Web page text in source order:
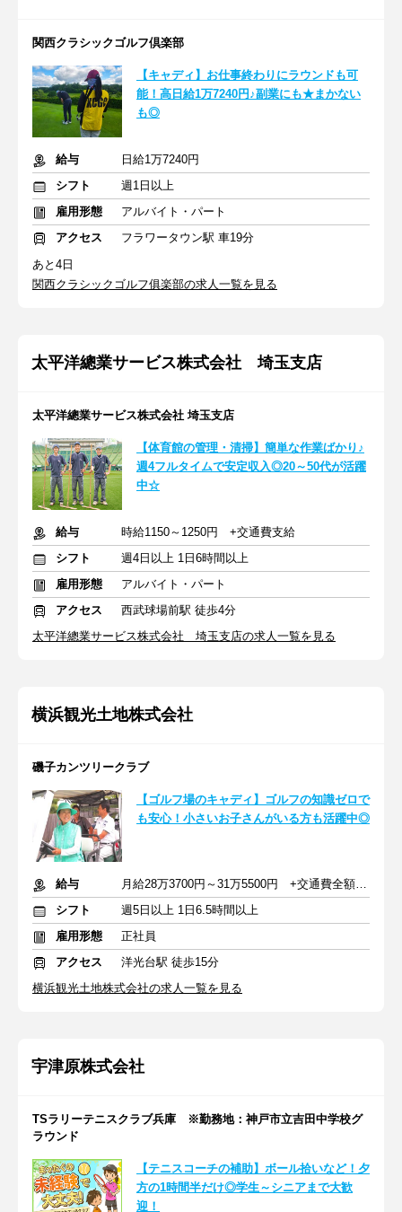
関西クラシックゴルフ倶楽部
【キャディ】お仕事終わりにラウンドも可
能！高日給1万7240円♪副業にも★まかない
も◎
給与
日給1万7240円
シフト
週1日以上
雇用形態
アルバイト・パート
アクセス
フラワータウン駅 車19分
あと4日
関西クラシックゴルフ俱楽部の求人一覧を見る
太平洋總業サービス株式会社 埼玉支店
太平洋總業サービス株式会社 埼玉支店
【体育館の管理・清掃】簡単な作業ばかり♪
週4フルタイムで安定収入◎20～50代が活躍
中☆
給与
時給1150～1250円 +交通費支給
シフト
週4日以上 1日6時間以上
雇用形態
アルバイト・パート
アクセス
西武球場前駅 徒歩4分
太平洋總業サービス株式会社 埼玉支店の求人一覧を見る
横浜観光土地株式会社
磯子カンツリークラブ
【ゴルフ場のキャディ】ゴルフの知識ゼロで
も安心！小さいお子さんがいる方も活躍中◎
給与
月給28万3700円～31万5500円 +交通費全額支給
シフト
週5日以上 1日6.5時間以上
雇用形態
正社員
アクセス
洋光台駅 徒歩15分
横浜観光土地株式会社の求人一覧を見る
宇津原株式会社
TSラリーテニスクラブ兵庫 ※勤務地：神戸市立吉田中学校グ
ラウンド
【テニスコーチの補助】ボール拾いなど！夕
方の1時間半だけ◎学生～シニアまで大歓
迎！